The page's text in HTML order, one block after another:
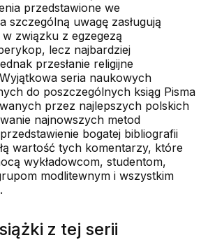
przedstawione we
szczególną uwagę zasługują
związku z egzegezą
lecz najbardziej
przesłanie religijne
seria naukowych
do poszczególnych ksiąg Pisma
przez najlepszych polskich
najnowszych metod
bogatej bibliografii
wartość tych komentarzy, które
wykładowcom, studentom,
modlitewnym i wszystkim
z tej serii